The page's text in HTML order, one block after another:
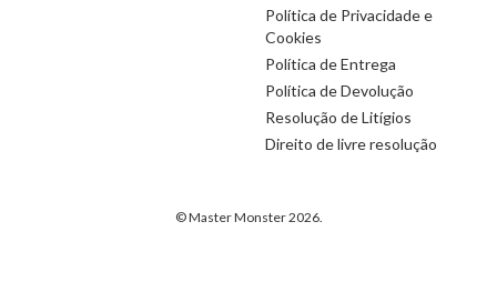
Política de Privacidade e
Cookies
Política de Entrega
Política de Devolução
Resolução de Litígios
Direito de livre resolução
© Master Monster 2026.